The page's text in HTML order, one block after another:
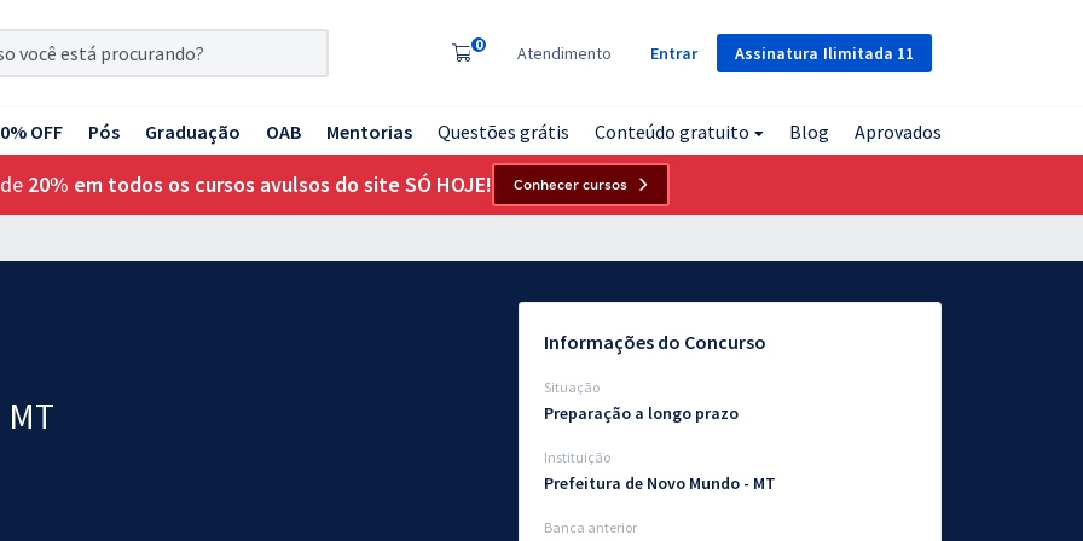
Assinatura Ilimitada 11
0 Atendimento Entrar
OFF Pós Graduação OAB Mentorias Questões grátis Conteúdo gratuito Blog Aprovados
20% em todos os cursos avulsos do site SÓ HOJE! Conhecer cursos
Informações do Concurso
Situação
Preparação a longo prazo
Instituição
Prefeitura de Novo Mundo - MT
Banca anterior